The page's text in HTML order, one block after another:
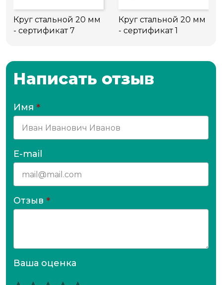
Круг стальной 20 мм
- сертификат 7
Круг стальной 20 мм
- сертификат 1
Написать отзыв
Имя *
E-mail
Отзыв *
Ваша оценка